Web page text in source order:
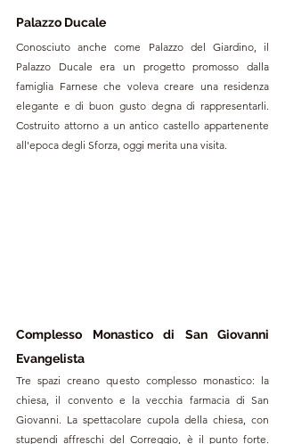
Palazzo Ducale
Conosciuto anche come Palazzo del Giardino, il
Palazzo Ducale era un progetto promosso dalla
famiglia Farnese che voleva creare una residenza
elegante e di buon gusto degna di rappresentarli.
Costruito attorno a un antico castello appartenente
all'epoca degli Sforza, oggi merita una visita.
Complesso Monastico di San Giovanni
Evangelista
Tre spazi creano questo complesso monastico: la
chiesa, il convento e la vecchia farmacia di San
Giovanni. La spettacolare cupola della chiesa, con
stupendi affreschi del Correggio, è il punto forte.